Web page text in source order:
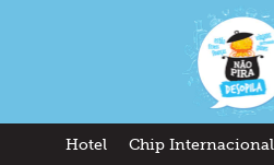
Hotel Chip Internacional